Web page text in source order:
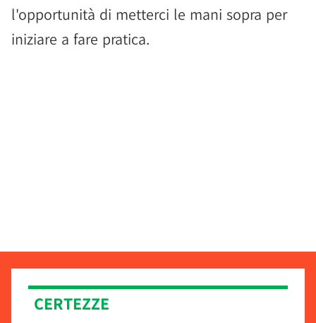
l'opportunità di metterci le mani sopra per
iniziare a fare pratica.
CERTEZZE